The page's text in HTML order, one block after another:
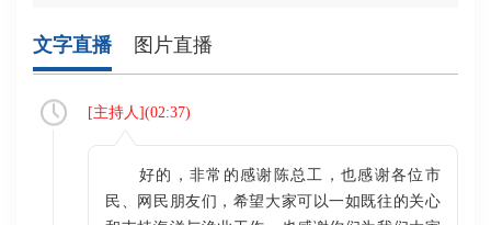
文字直播 图片直播
[主持人](02:37)
好的，非常的感谢陈总工，也感谢各位市
民、网民朋友们，希望大家可以一如既往的关心